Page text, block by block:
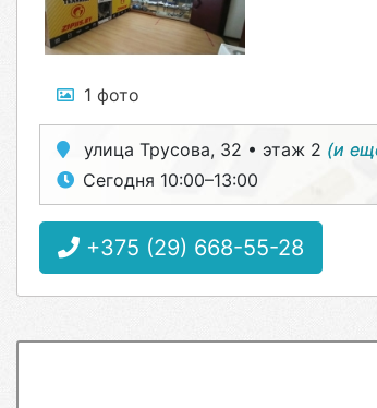
1 фото
улица Трусова, 32 • этаж 2 (и
Сегодня 10:00–13:00
+375 (29) 668-55-28